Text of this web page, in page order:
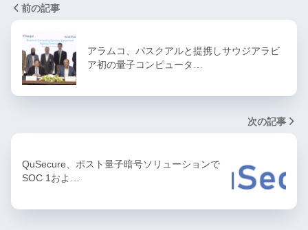
前の記事
アラムコ、パスクアルと提携しサウジアラビ
ア初の量子コンピュータ…
次の記事
QuSecure、ポスト量子暗号ソリューションで
SOC 1およ…